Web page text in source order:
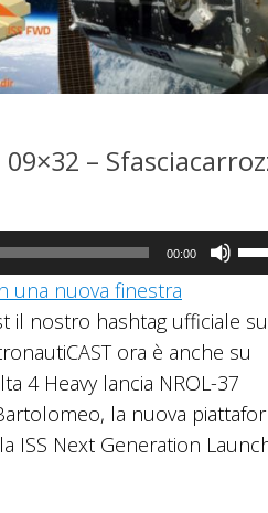
–
00:00
i
una nuova finestra
il nostro hashtag ufficiale su
ora è anche su
4 Heavy lancia NROL-37
la nuova
ISS Next Generation